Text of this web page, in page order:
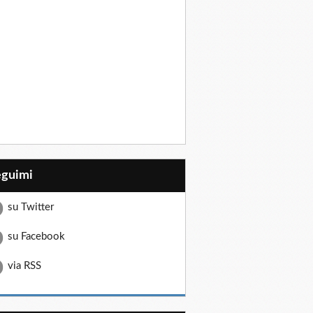
su Twitter
su Facebook
via RSS